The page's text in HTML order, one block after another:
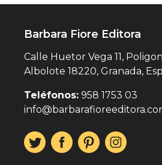
Barbara Fiore Editora
Calle Huetor Vega 11,
Albolote 18220, Granada,
Teléfonos: 958 1753 03